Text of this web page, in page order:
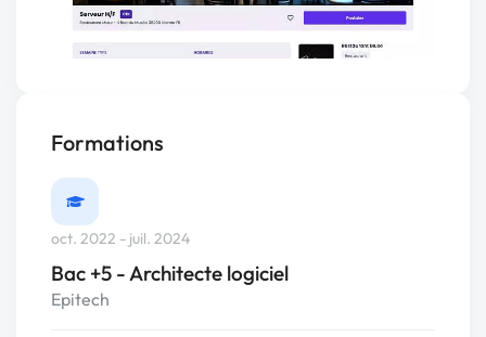
Formations
oct. 2022 - juil. 2024
Bac +5 - Architecte logiciel
Epitech